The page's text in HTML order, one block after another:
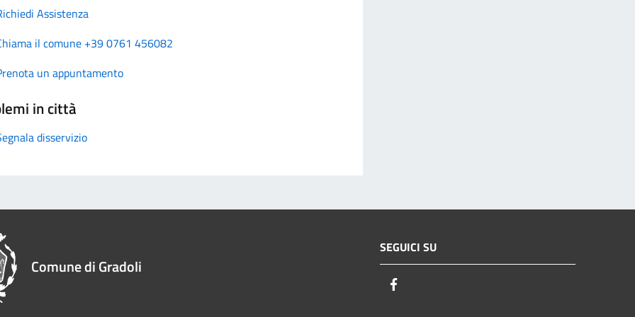
Assistenza
il comune +39 0761 456082
un appuntamento
in città
disservizio
Comune di Gradoli
SEGUICI SU